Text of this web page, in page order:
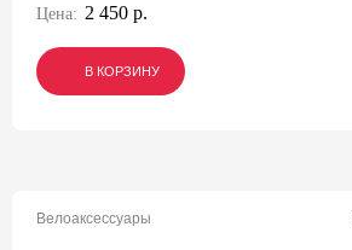
Цена: 2 450 р.
В КОРЗИНУ
В КОРЗИНУ
В КОРЗИНУ
Велоаксессуары